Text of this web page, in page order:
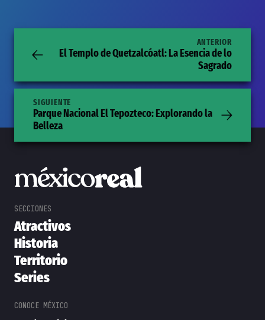
ANTERIOR
El Templo de Quetzalcóatl: La Esencia de lo
Sagrado
SIGUIENTE
Parque Nacional El Tepozteco: Explorando la
Belleza
Atractivos
Historia
Territorio
Series